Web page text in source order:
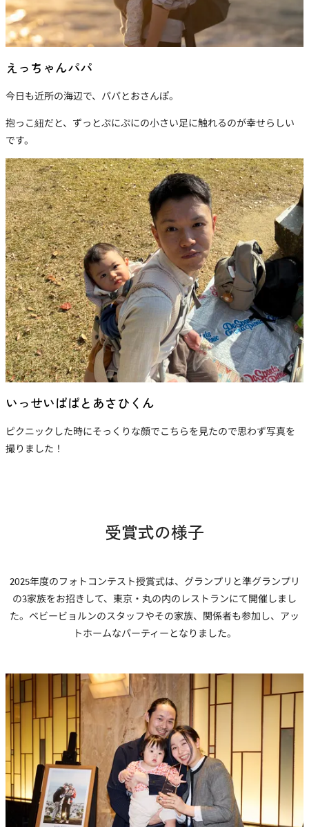
えっちゃんパパ
今日も近所の海辺で、パパとおさんぽ。
抱っこ紐だと、ずっとぷにぷにの小さい足に触れるのが幸せらしい
です。
いっせいぱぱとあさひくん
ピクニックした時にそっくりな顔でこちらを見たので思わず写真を
撮りました！
受賞式の様子
2025年度のフォトコンテスト授賞式は、グランプリと準グランプリ
の3家族をお招きして、東京・丸の内のレストランにて開催しまし
た。ベビービョルンのスタッフやその家族、関係者も参加し、アッ
トホームなパーティーとなりました。